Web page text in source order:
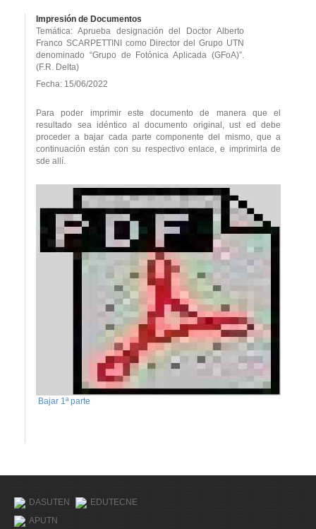
Impresión de Documentos
Temática: Aprueba designación del Doctor Alberto
Franco SCARPETTINI como Director del Grupo UTN
denominado “Grupo de Fotónica Aplicada (GFoA)”.
(F.R. Delta)
Fecha: 15/06/2022
Para poder imprimir este documento de manera que el
resultado sea idéntico al documento original, ust ed debe
proceder a bajar cada parte componente del mismo, que a
continuación están con su respectivo enlace, e imprimirla de
sde allí.
Bajar 1ª parte
DASUTEN
EDUTECNE
APUTN